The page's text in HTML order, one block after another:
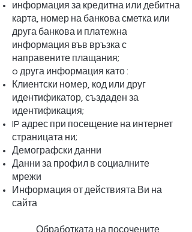
информация за кредитна или дебитна
карта, номер на банкова сметка или
друга банкова и платежна
информация във връзка с
направените плащания;
o друга информация като :
Клиентски номер, код или друг
идентификатор, създаден за
идентификация;
IP адрес при посещение на интернет
страницата ни;
Демографски данни
Данни за профил в социалните
мрежи
Информация от действията Ви на
сайта
Обработката на посочените